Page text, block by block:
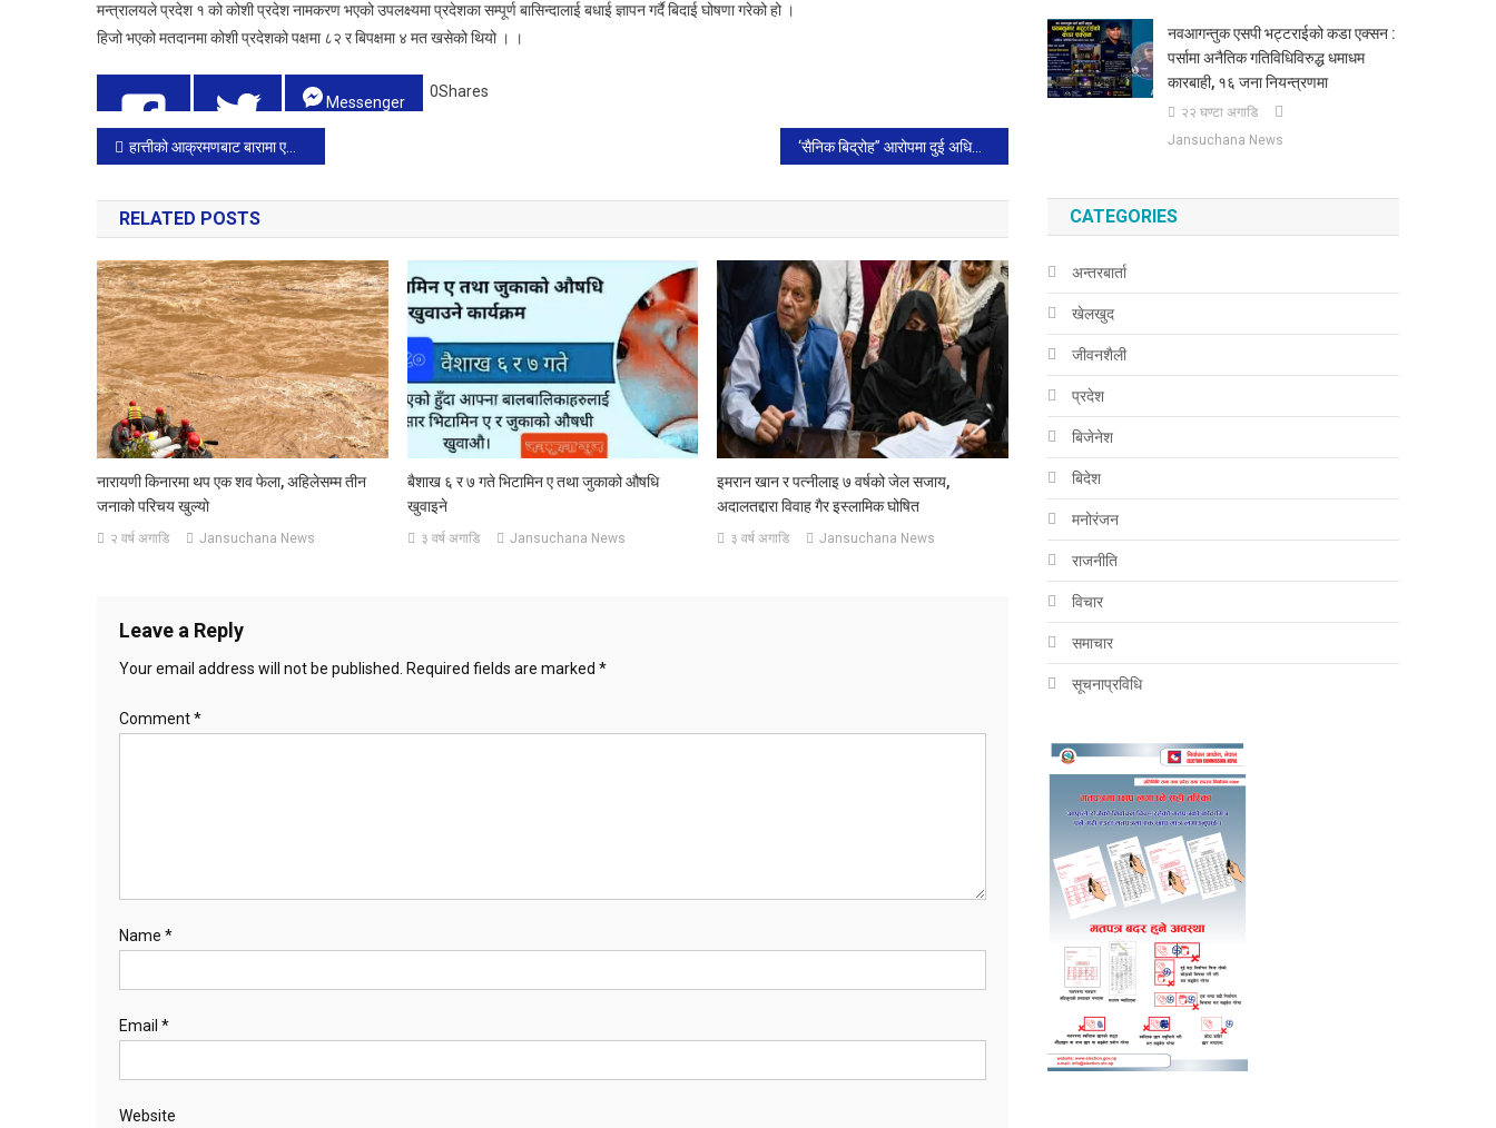
सार्बनिक
बिदा
मन्त्रालयले प्रदेश १ को कोशी प्रदेश नामकरण भएको उपलक्ष्यमा प्रदेशका सम्पूर्ण बासिन्दालाई बधाई ज्ञापन गर्दै बिदाई घोषणा गरेको हो ।
हिजो भएको मतदानमा कोशी प्रदेशको पक्षमा ८२ र बिपक्षमा ४ मत खसेको थियो । ।
Share0 Tweet 0
Messenger
0Shares
Post
navigation
हात्तीको आक्रमणबाट बारामा एककाे मृत्यु ‘सैनिक बिद्रोह” आरोपमा दुई अधिकारी सैन्य हिरासतमा, अदालतमा उपस्थित गराउन सर्वोच्चको आदेश
RELATED POSTS
नारायणी किनारमा थप एक शव फेला, अहिलेसम्म तीन
जनाको परिचय खुल्यो
२ वर्ष अगाडि Jansuchana News
बैशाख ६ र ७ गते भिटामिन ए तथा जुकाको औषधि
खुवाइने
३ वर्ष अगाडि Jansuchana News
इमरान खान र पत्नीलाइ ७ वर्षको जेल सजाय,
अदालतद्दारा विवाह गैर इस्लामिक घोषित
३ वर्ष अगाडि Jansuchana News
Leave a Reply
Your email address will not be published. Required fields are marked *
Comment*
Name *
Email *
Website
नवआगन्तुक एसपी भट्टराईको कडा एक्सन :
पर्सामा अनैतिक गतिविधिविरुद्ध धमाधम
कारबाही, १६ जना नियन्त्रणमा
२२ घण्टा अगाडि
Jansuchana News
CATEGORIES
अन्तरबार्ता
खेलखुद
जीवनशैली
प्रदेश
बिजेनेश
बिदेश
मनोरंजन
राजनीति
विचार
समाचार
सूचनाप्रविधि